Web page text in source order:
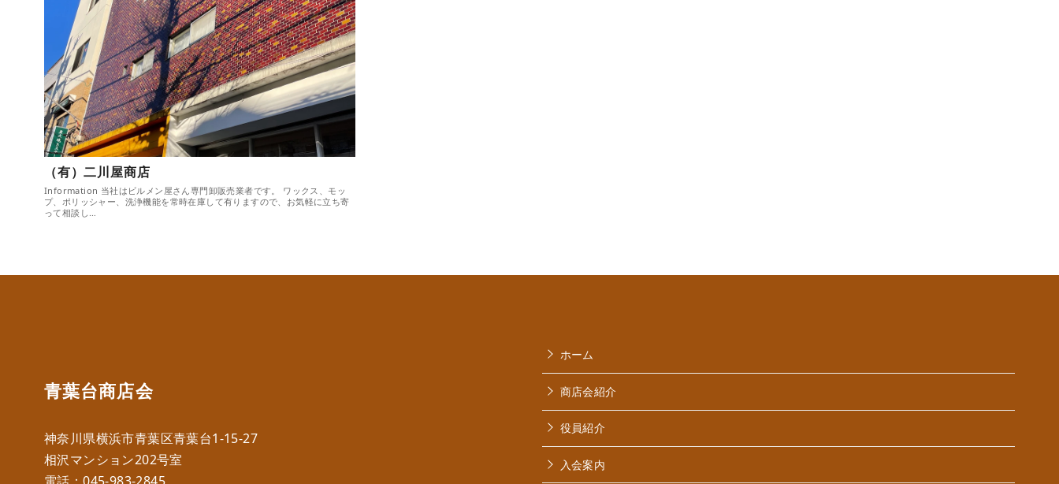
（有）二川屋商店
Information 当社はビルメン屋さん専門卸販売業者です。 ワックス、モッ
プ、ポリッシャー、洗浄機能を常時在庫して有りますので、お気軽に立ち寄
って相談し…
青葉台商店会
神奈川県横浜市青葉区青葉台1-15-27
相沢マンション202号室
ホーム
商店会紹介
役員紹介
入会案内